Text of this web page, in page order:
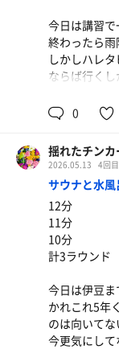
今日は講習で
終わったら雨
しかしハレタ
ならば行く
3日連続サ活
ハレタビさん
ッシュに巻き
0
揺れたチン
2026.05.13 4回
サウナと水風
12分
11分
10分
計3ラウンド
今日は伊豆ま
かれこれ5年
のは向いてな
今更気にし